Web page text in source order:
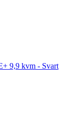
9,9 kvm - Svart